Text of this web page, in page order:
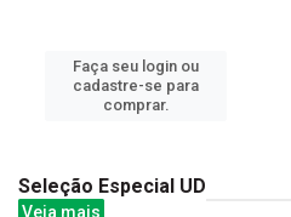
Faça seu login ou
cadastre-se para
comprar.
Seleção Especial UD
Veja mais